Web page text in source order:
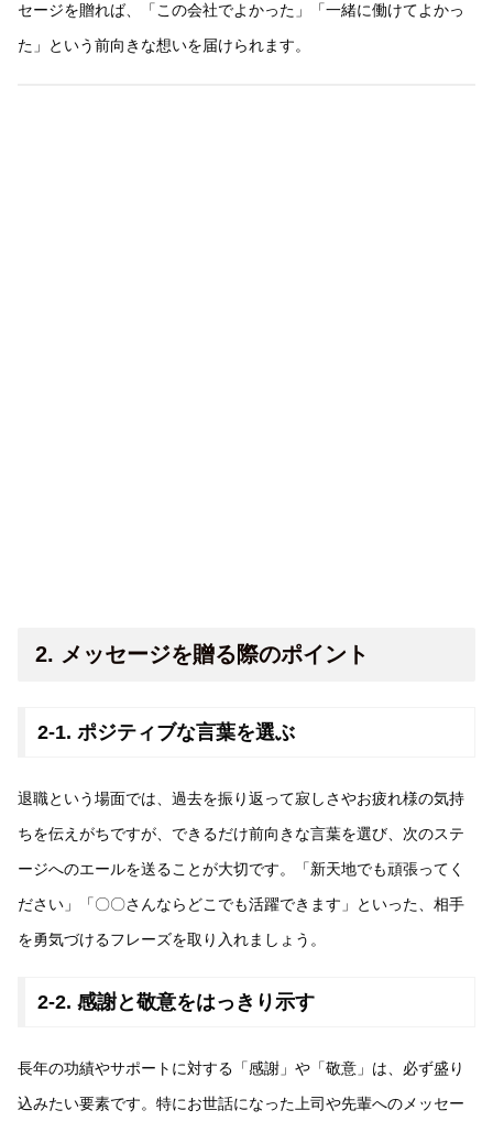
セージを贈れば、「この会社でよかった」「一緒に働けてよかっ
た」という前向きな想いを届けられます。
2. メッセージを贈る際のポイント
2-1. ポジティブな言葉を選ぶ
退職という場面では、過去を振り返って寂しさやお疲れ様の気持
ちを伝えがちですが、できるだけ前向きな言葉を選び、次のステ
ージへのエールを送ることが大切です。「新天地でも頑張ってく
ださい」「〇〇さんならどこでも活躍できます」といった、相手
を勇気づけるフレーズを取り入れましょう。
2-2. 感謝と敬意をはっきり示す
長年の功績やサポートに対する「感謝」や「敬意」は、必ず盛り
込みたい要素です。特にお世話になった上司や先輩へのメッセー